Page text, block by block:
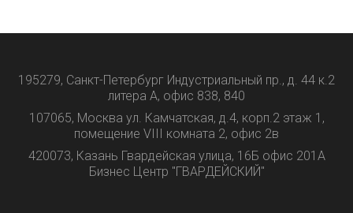
195279, Санкт-Петербург Индустриальный пр., д. 44 к.2
литера А, офис 838, 840
107065, Москва ул. Камчатская, д.4, корп.2 этаж 1,
помещение VIII комната 2, офис 2в
420073, Казань Гвардейская улица, 16Б офис 201А
Бизнес Центр "ГВАРДЕЙСКИЙ"